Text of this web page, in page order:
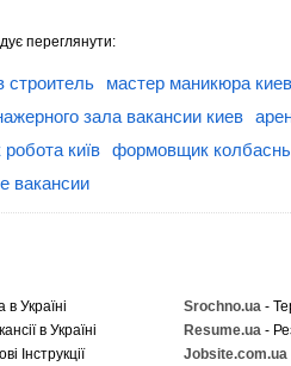
переглянути:
строитель
мастер маникюра
зала вакансии киев
київ формовщик
вакансии
в Україні Srochno.ua -
в Україні Resume.ua -
Інструкції Jobsite.com.ua